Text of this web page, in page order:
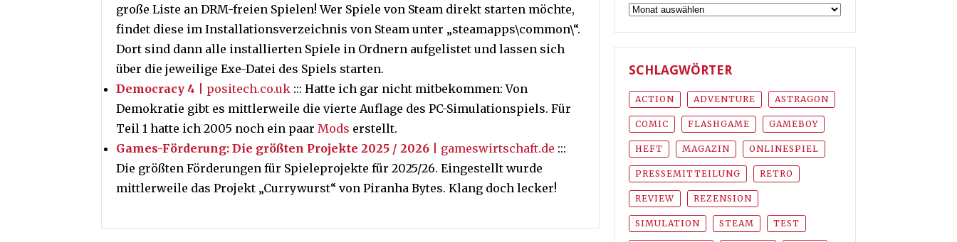
große Liste an DRM-freien Spielen! Wer Spiele von Steam direkt starten möchte,
findet diese im Installationsverzeichnis von Steam unter „steamapps\common\“.
Dort sind dann alle installierten Spiele in Ordnern aufgelistet und lassen sich
über die jeweilige Exe-Datei des Spiels starten.
Democracy 4 | positech.co.uk ::: Hatte ich gar nicht mitbekommen: Von
Demokratie gibt es mittlerweile die vierte Auflage des PC-Simulationspiels. Für
Teil 1 hatte ich 2005 noch ein paar Mods erstellt.
Games-Förderung: Die größten Projekte 2025 / 2026 | gameswirtschaft.de :::
Die größten Förderungen für Spieleprojekte für 2025/26. Eingestellt wurde
mittlerweile das Projekt „Currywurst“ von Piranha Bytes. Klang doch lecker!
Archiv
SCHLAGWÖRTER
ACTION ADVENTURE ASTRAGON
COMIC FLASHGAME GAMEBOY
HEFT MAGAZIN ONLINESPIEL
PRESSEMITTEILUNG RETRO
REVIEW REZENSION
SIMULATION STEAM TEST